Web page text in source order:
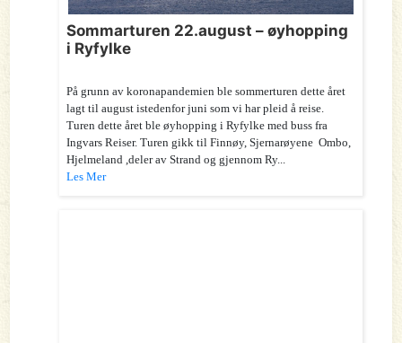
Sommarturen 22.august – øyhopping
i Ryfylke
På grunn av koronapandemien ble sommerturen dette året
lagt til august istedenfor juni som vi har pleid å reise.
Turen dette året ble øyhopping i Ryfylke med buss fra
Ingvars Reiser. Turen gikk til Finnøy, Sjernarøyene Ombo,
Hjelmeland ,deler av Strand og gjennom Ry...
Les Mer